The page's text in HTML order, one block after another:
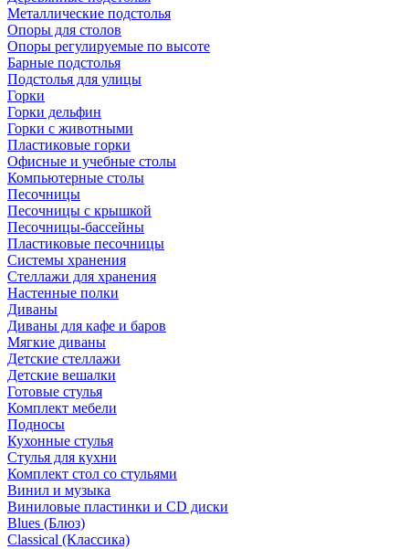
Металлические подстолья
Опоры для столов
Опоры регулируемые по высоте
Барные подстолья
Подстолья для улицы
Горки
Горки дельфин
Горки с животными
Пластиковые горки
Офисные и учебные столы
Компьютерные столы
Песочницы
Песочницы с крышкой
Песочницы-бассейны
Пластиковые песочницы
Системы хранения
Стеллажи для хранения
Настенные полки
Диваны
Диваны для кафе и баров
Мягкие диваны
Детские стеллажи
Детские вешалки
Готовые стулья
Комплект мебели
Подносы
Кухонные стулья
Стулья для кухни
Комплект стол со стульями
Винил и музыка
Виниловые пластинки и CD диски
Blues (Блюз)
Classical (Классика)